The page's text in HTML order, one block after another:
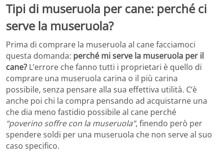
Tipi di museruola per cane: perché ci
serve la museruola?
Prima di comprare la museruola al cane facciamoci
questa domanda: perché mi serve la museruola per il
cane? L’errore che fanno tutti i proprietari è quello di
comprare una museruola carina o il più carina
possibile, senza pensare alla sua effettiva utilità. C’è
anche poi chi la compra pensando ad acquistarne una
che dia meno fastidio possibile al cane perché
“poverino soffre con la museruola”, finendo però per
spendere soldi per una museruola che non serve al suo
caso specifico.